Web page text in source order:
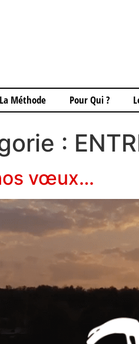
La Méthode Pour Qui ?
:
vœux…